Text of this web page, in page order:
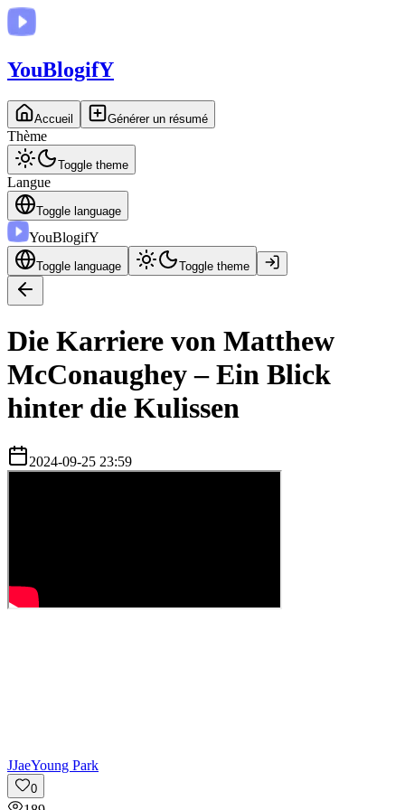
YouBlogifY
Accueil Générer un résumé
Thème
Toggle theme
Langue
Toggle language
YouBlogifY
Toggle language Toggle theme
Die Karriere von Matthew
McConaughey – Ein Blick
hinter die Kulissen
2024-09-25 23:59
JJaeYoung Park
0